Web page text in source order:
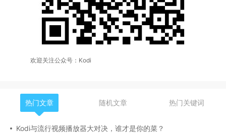
欢迎关注公众号：Kodi
热门文章 随机文章 热门关键词
Kodi与流行视频播放器大对决，谁才是你的菜？